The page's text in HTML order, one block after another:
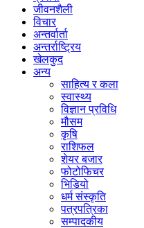
जीवनशैली
विचार
अन्तर्वार्ता
अन्तर्राष्ट्रिय
खेलकुद
अन्य
साहित्य र कला
स्वास्थ्य
विज्ञान प्रविधि
मौसम
कृषि
राशिफल
शेयर बजार
फोटोफिचर
भिडियो
धर्म संस्कृति
पत्रपत्रिका
सम्पादकीय